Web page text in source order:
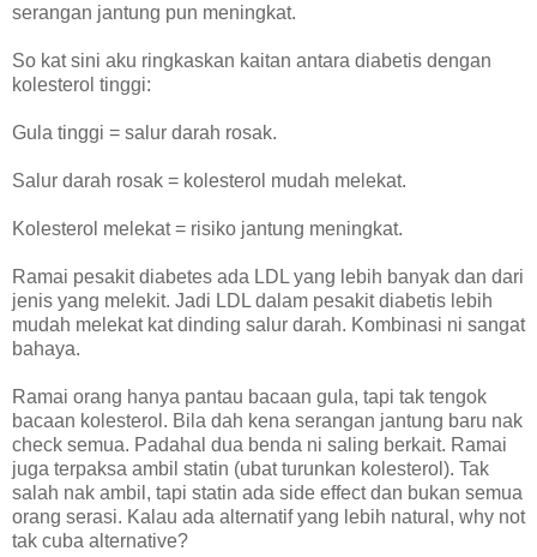
serangan jantung pun meningkat.
So kat sini aku ringkaskan kaitan antara diabetis dengan
kolesterol tinggi:
Gula tinggi = salur darah rosak.
Salur darah rosak = kolesterol mudah melekat.
Kolesterol melekat = risiko jantung meningkat.
Ramai pesakit diabetes ada LDL yang lebih banyak dan dari
jenis yang melekit. Jadi LDL dalam pesakit diabetis lebih
mudah melekat kat dinding salur darah. Kombinasi ni sangat
bahaya.
Ramai orang hanya pantau bacaan gula, tapi tak tengok
bacaan kolesterol. Bila dah kena serangan jantung baru nak
check semua. Padahal dua benda ni saling berkait. Ramai
juga terpaksa ambil statin (ubat turunkan kolesterol). Tak
salah nak ambil, tapi statin ada side effect dan bukan semua
orang serasi. Kalau ada alternatif yang lebih natural, why not
tak cuba alternative?